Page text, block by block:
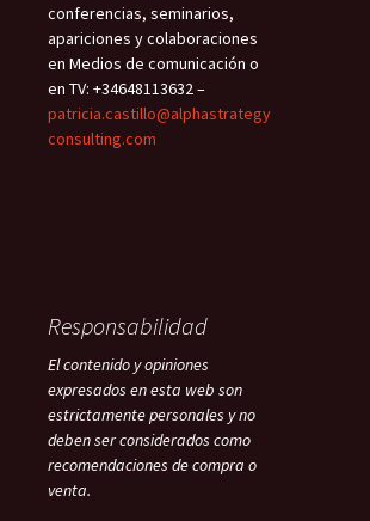
conferencias, seminarios,
apariciones y colaboraciones
en Medios de comunicación o
en TV: +34648113632 –
patricia.castillo@alphastrategy
consulting.com
Responsabilidad
El contenido y opiniones
expresados en esta web son
estrictamente personales y no
deben ser considerados como
recomendaciones de compra o
venta.